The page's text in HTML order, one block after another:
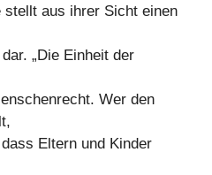
stellt aus ihrer Sicht einen
„Die Einheit der
Wer den
Eltern und Kinder